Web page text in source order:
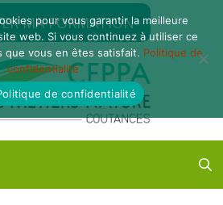
MA FORMATION
pour vous garantir la meilleure
web. Si vous continuez à utiliser ce
que vous en êtes satisfait. Politique de
confidentialité
de confidentialité